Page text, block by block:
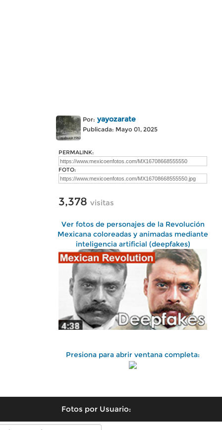
Por: yayozarate
Publicada: Mayo 01, 2025
PERMALINK:
FOTO:
3,378 visitas
Ver fotos de personajes de la Revolución
Mexicana coloreadas y animadas mediante
inteligencia artificial (deepfakes)
Presiona para abrir ventana completa:
Fotos por Usuario: